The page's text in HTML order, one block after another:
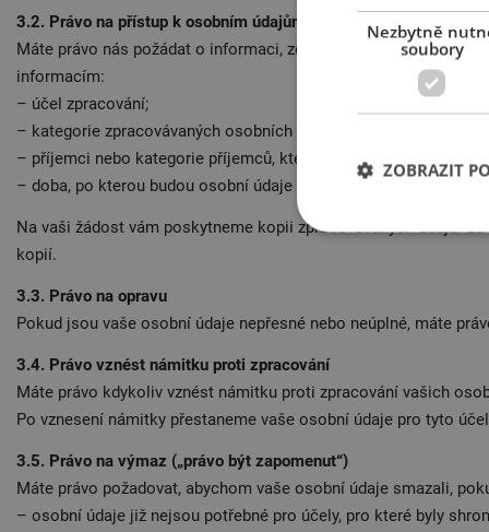
3.2. Právo na přístup k osobním údajům
Máte právo nás požádat o informaci, zda provádíme
informacím:
– účel zpracování;
– kategorie zpracovávaných osobních údajů;
– příjemci nebo kategorie příjemců, kterým budou osobní údaje
– doba, po kterou budou osobní údaje uloženy.
Na vaši žádost vám poskytneme kopii zpracovávaných údajů.
kopií.
3.3. Právo na opravu
Pokud jsou vaše osobní údaje nepřesné nebo neúplné, máte
3.4. Právo vznést námitku proti zpracování
Máte právo kdykoliv vznést námitku proti zpracování vašich
Po vznesení námitky přestaneme vaše osobní údaje pro tyto
3.5. Právo na výmaz („právo být zapomenut“)
Máte právo požadovat, abychom vaše osobní údaje smazali,
– osobní údaje již nejsou potřebné pro účely, pro které byly
Nezbytně
soubory
ZOBRAZIT